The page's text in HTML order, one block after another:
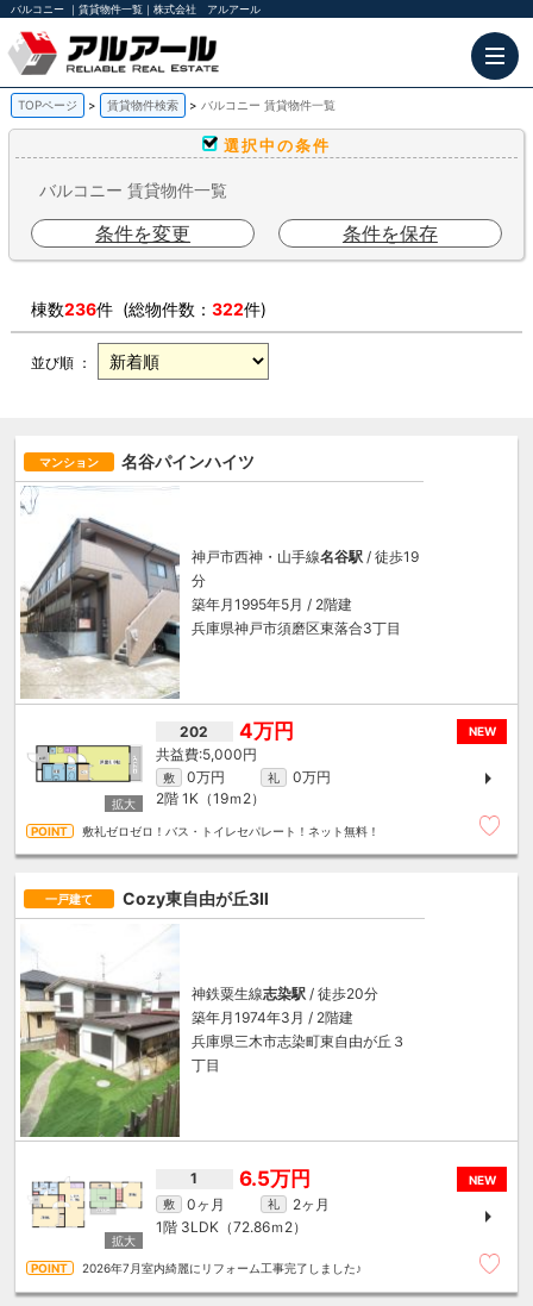
バルコニー ｜賃貸物件一覧｜株式会社 アルアール
TOPページ 賃貸物件検索 バルコニー 賃貸物件一覧
選択中の条件
バルコニー 賃貸物件一覧
条件を変更 条件を保存
棟数236件 (総物件数：322件)
並び順 ：
マンション 名谷パインハイツ
神戸市西神・山手線名谷駅 / 徒歩19
分
築年月1995年5月 / 2階建
兵庫県神戸市須磨区東落合3丁目
NEW
202 4万円
5,000円
敷 0万円 礼
0万円
2階 1K（19ｍ 2）
敷礼ゼロゼロ！バス・トイレセパレート！ネット無料！
一戸建て Cozy東自由が丘3Ⅱ
神鉄粟生線志染駅 / 徒歩20分
築年月1974年3月 / 2階建
兵庫県三木市志染町東自由が丘３
丁目
NEW
1 6.5万円
敷 0ヶ月 礼
2ヶ月
1階 3LDK（72.86ｍ 2）
2026年7月室内綺麗にリフォーム工事完了しました♪